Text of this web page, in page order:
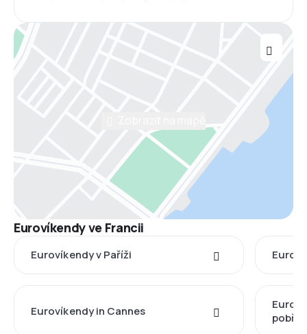
Eurovíkendy ve Francii
Eurovíkendy v Paříži
Eurovíkendy in Cannes